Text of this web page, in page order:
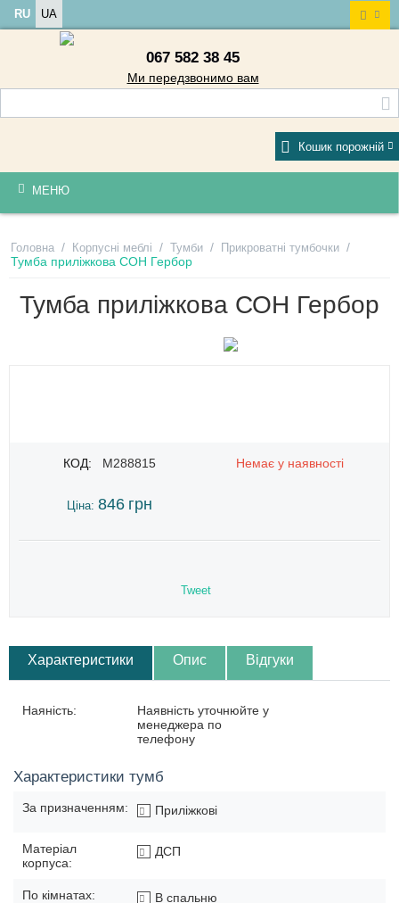
RU UA
067 582 38 45
Ми передзвонимо вам
Кошик порожній
МЕНЮ
Головна / Корпусні меблі / Тумби / Прикроватні тумбочки /
Тумба приліжкова СОН Гербор
Тумба приліжкова СОН Гербор
КОД: M288815 Немає у наявності
Ціна: 846 грн
Tweet
Характеристики Опис Відгуки
Наяність:
Наявність уточнюйте у
менеджера по
телефону
Характеристики тумб
За призначенням: Приліжкові
Матеріал
корпуса:
ДСП
По кімнатах: В спальню